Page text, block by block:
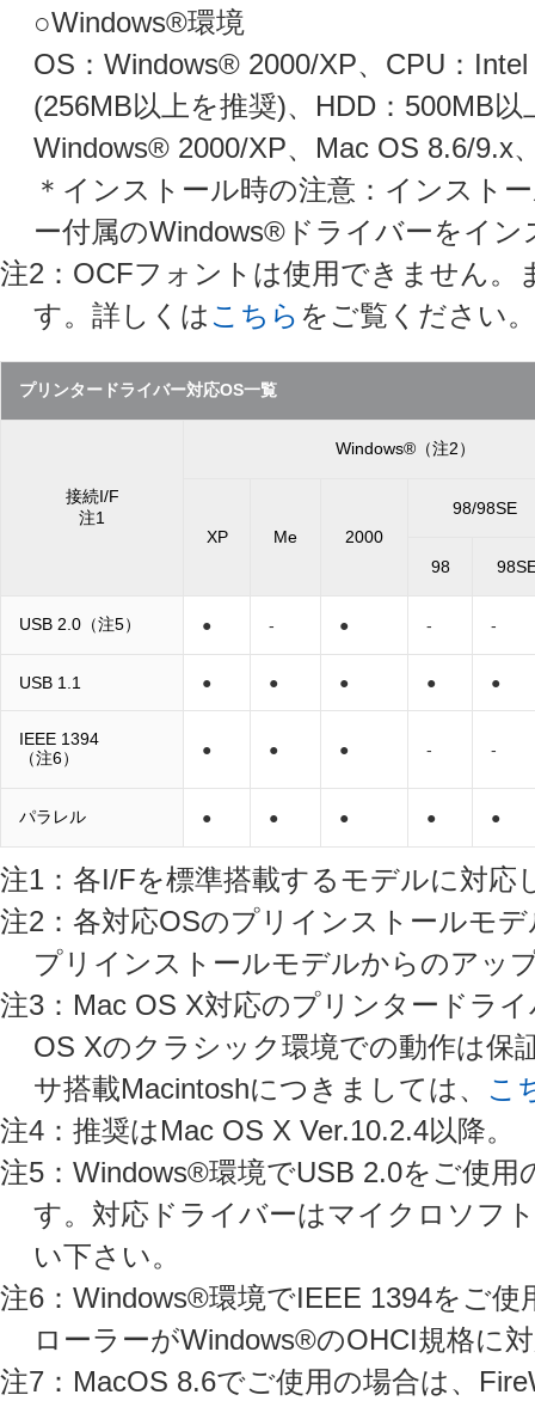
○Windows®環境
OS：Windows® 2000/XP、CPU：
(256MB以上を推奨)、HDD：500MB
Windows® 2000/XP、Mac OS 8.6/9.x
＊インストール時の注意：インスト
ー付属のWindows®ドライバーをイ
注2：OCFフォントは使用できません
す。詳しくはこちら をご覧ください。
プリンタードライバー対応OS一覧
接続I/F
注1
Windows®（注2）
XP Me 2000
98/98SE
98
USB 2.0（注5） ● - ● - -
USB 1.1 ● ● ● ● ●
IEEE 1394
（注6）
● ● ● - -
パラレル ● ● ● ● ●
注1：各I/Fを標準搭載するモデルに対応
注2：各対応OSのプリインストールモ
プリインストールモデルからのアッ
注3：Mac OS X対応のプリンタードラ
OS Xのクラシック環境での動作は保
サ搭載Macintoshにつきましては、 こ
注4：推奨はMac OS X Ver.10.2.4以降。
注5：Windows®環境でUSB 2.0をご使
す。対応ドライバーはマイクロソフ
い下さい。
注6：Windows®環境でIEEE 1394をご
ローラーがWindows®のOHCI規格に
注7：MacOS 8.6でご使用の場合は、